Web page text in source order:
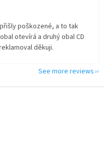
of 5 stars.
poškozené, a to tak
otevírá a druhý obal CD
děkuji.
See more reviews